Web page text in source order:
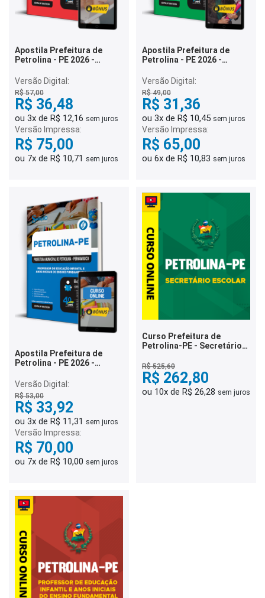
Apostila Prefeitura de
Petrolina - PE 2026 -
Versão Digital:
R$ 57,00
R$ 36,48
ou 3x de R$ 12,16 sem juros
Versão Impressa:
R$ 75,00
ou 7x de R$ 10,71 sem juros
Apostila Prefeitura de
Petrolina - PE 2026 -
Versão Digital:
R$ 49,00
R$ 31,36
ou 3x de R$ 10,45 sem juros
Versão Impressa:
R$ 65,00
ou 6x de R$ 10,83 sem juros
Apostila Prefeitura de
Petrolina - PE 2026 -
Infantil e Anos Iniciais do
Ensino Fundamental
Versão Digital:
R$ 53,00
R$ 33,92
ou 3x de R$ 11,31 sem juros
Versão Impressa:
R$ 70,00
ou 7x de R$ 10,00 sem juros
Curso Prefeitura de
Petrolina-PE - Secretário
R$ 525,60
R$ 262,80
ou 10x de R$ 26,28 sem juros